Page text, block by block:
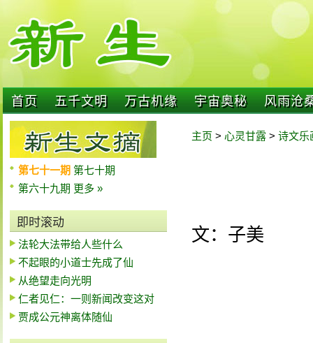
首页 五千文明 万古机缘 宇宙奥秘 风雨沧
第七十一期 第七十期
第六十九期 更多 »
即时滚动
法轮大法带给人些什么
不起眼的小道士先成了仙
从绝望走向光明
仁者见仁：一则新闻改变这对
贾成公元神离体随仙
主页 > 心灵甘露 > 诗文乐
文：子美